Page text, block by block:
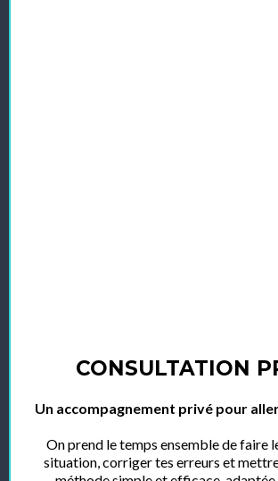
CONSULTATION
Un accompagnement privé pour
On prend le temps ensemble de faire
situation, corriger tes erreurs et